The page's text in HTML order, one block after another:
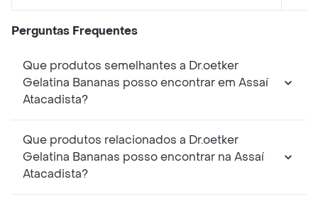
Perguntas Frequentes
Que produtos semelhantes a Dr.oetker
Gelatina Bananas posso encontrar em Assaí
Atacadista?
Que produtos relacionados a Dr.oetker
Gelatina Bananas posso encontrar na Assaí
Atacadista?